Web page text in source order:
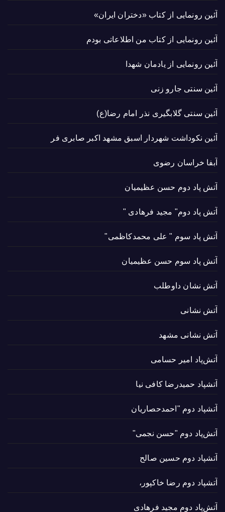
آئین رونمایی از کتاب «دختران ایران»
آئین رونمایی از کتاب من اطلاعاتی بودم
آئین رونمایی از یادمان شهدا
آئین سنتی جارو زنی
آئین سنتی گلابگیری نذر امام رضا(ع)
آئین نکوداشت شهردار اسبق مشهد اکبر صابری فر
آبفا خراسان رضوی
آتش پاد دوم حسن عظیمیان
آتش پاد دوم" مجید فرهادی "
آتش پاد سوم " علی محمدکاظمی"
آتش پاد سوم حسن عظیمیان
آتش نشان داوطلب
آتش نشانی
آتش نشانی مشهد
آتش‌پاد امیر حسامی
آتشپاد حميدرضا کافی نیا
آتشپاد دوم "احمدحصاریان
آتش‌پاد دوم "حسن نجمی"
آتشپاد دوم حسین صالح
آتشپاد دوم رضا خاکپور،
آتش‌پاد دوم مجید فرهادی